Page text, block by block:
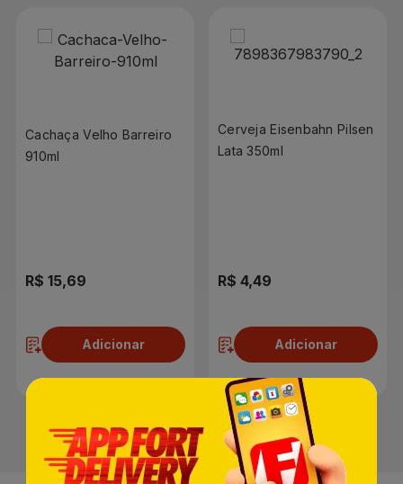
Cachaça Velho Barreiro
910ml
R$ 15,69
Adicionar
Cerveja Eisenbahn Pilsen
Lata 350ml
R$ 4,49
Adicionar